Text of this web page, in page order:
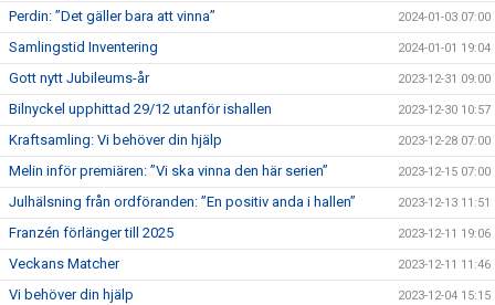
Perdin: ”Det gäller bara att vinna” 2024-01-03 07:00
Samlingstid Inventering 2024-01-01 19:04
Gott nytt Jubileums-år 2023-12-31 09:00
Bilnyckel upphittad 29/12 utanför ishallen 2023-12-30 10:57
Kraftsamling: Vi behöver din hjälp 2023-12-28 07:00
Melin inför premiären: ”Vi ska vinna den här serien” 2023-12-15 07:00
Julhälsning från ordföranden: ”En positiv anda i hallen” 2023-12-13 11:51
Franzén förlänger till 2025 2023-12-11 19:06
Veckans Matcher 2023-12-11 11:46
Vi behöver din hjälp 2023-12-04 15:15